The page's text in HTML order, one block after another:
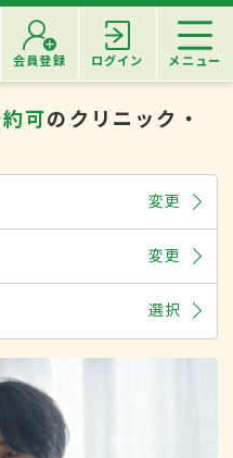
会員登録 ログイン メニュー
可のクリニック・
変更
変更
選択